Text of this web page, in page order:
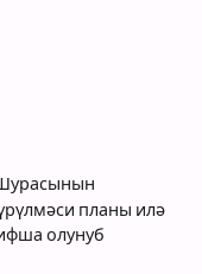
планы илә
олунуб